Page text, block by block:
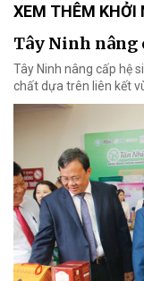
XEM THÊM KHỞI
Tây Ninh
Tây Ninh nâng cấp hệ
chất dựa trên liên kết